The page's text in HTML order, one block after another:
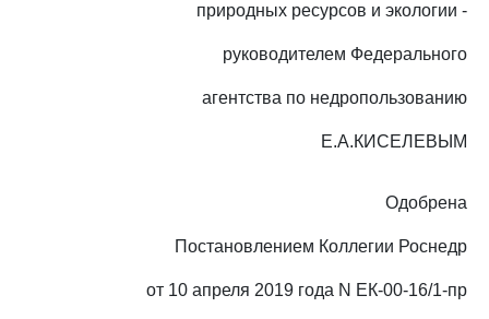
природных ресурсов и экологии -
руководителем Федерального
агентства по недропользованию
Е.А.КИСЕЛЕВЫМ
Одобрена
Постановлением Коллегии Роснедр
от 10 апреля 2019 года N ЕК-00-16/1-пр